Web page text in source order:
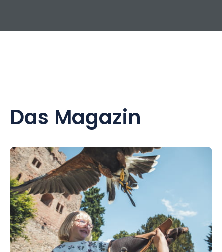
Das Magazin